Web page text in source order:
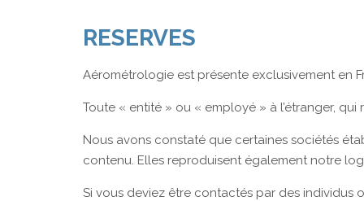
RESERVES
Aérométrologie est présente exclusivement en
Toute « entité » ou « employé » à l’étranger,
Nous avons constaté que certaines sociétés
contenu. Elles reproduisent également notre
Si vous deviez être contactés par des individus